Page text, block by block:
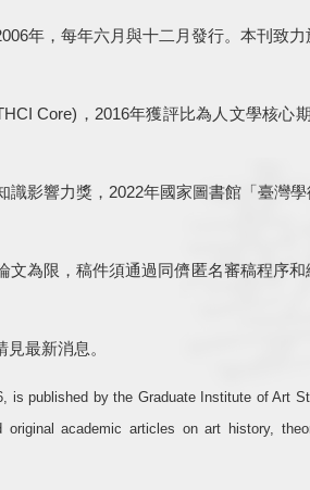
年，每年六月與十二月發行。本刊致
Core)，2016年獲評比為人文學核心
識影響力獎， 2022年國家圖書館「臺灣
為限，稿件須通過同儕匿名審稿程序
最新消息。
is published by the Graduate Institute of Art
original academic articles on art history,